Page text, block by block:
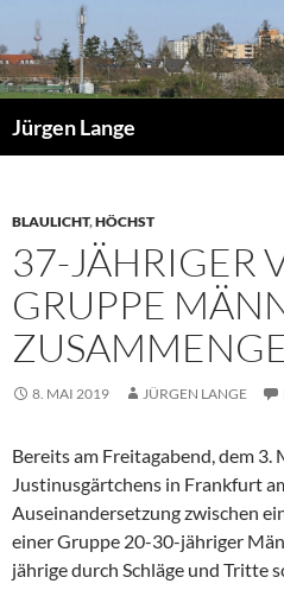
Inhalt
springen
Jürgen Lange
BLAULICHT,HÖCHST
37-JÄHRIGER
GRUPPE
8. MAI 2019 JÜRGEN LANGE
Bereits am Freitagabend, dem 3.
Justinusgärtchens in Frankfurt
Auseinandersetzung zwischen
einer Gruppe 20-30-jähriger
jährige durch Schläge und Tritte